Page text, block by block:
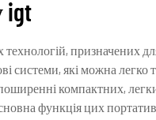
igt
технологій, призначених
системи, які можна легко
компактних,
функція цих